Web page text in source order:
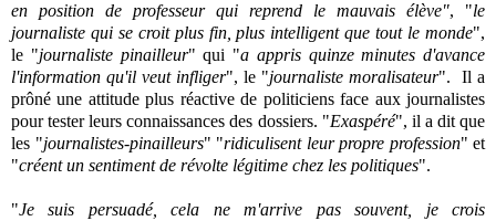
en position de professeur qui reprend le mauvais élève", "le
journaliste qui se croit plus fin, plus intelligent que tout le monde",
le "journaliste pinailleur" qui "a appris quinze minutes d'avance
l'information qu'il veut infliger", le "journaliste moralisateur".
Il a
prôné une attitude plus réactive de politiciens face aux journalistes
pour tester leurs connaissances des dossiers. "Exaspéré", il a dit que
les "journalistes-pinailleurs" "ridiculisent leur propre profession" et
"créent un sentiment de révolte légitime chez les politiques".
"Je suis persuadé, cela ne m'arrive pas souvent, je crois